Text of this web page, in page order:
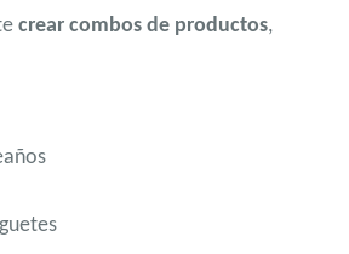
crear combos de productos,